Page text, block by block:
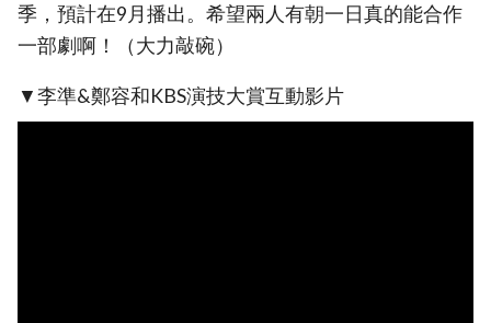
季，預計在9月播出。希望兩人有朝一日真的能合作
一部劇啊！（大力敲碗）
▼李準&鄭容和KBS演技大賞互動影片